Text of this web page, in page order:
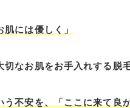
肌には優しく」
なお肌をお手入れする脱
う不安を、「ここに来て良